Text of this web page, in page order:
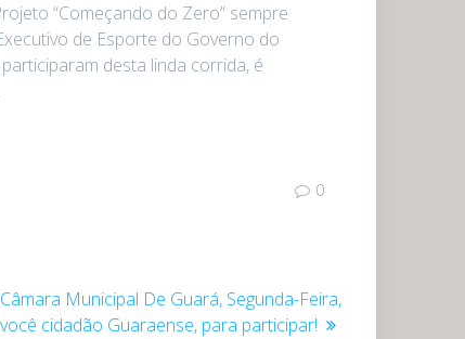
“Começando do Zero” sempre
de Esporte do Governo do
desta linda corrida, é
0
Municipal De Guará, Segunda-Feira,
cidadão Guaraense, para participar!